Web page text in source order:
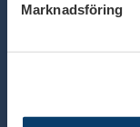
Marknadsföring